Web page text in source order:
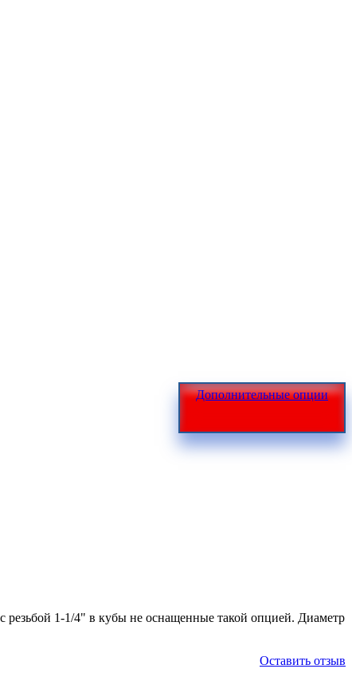
Дополнительные опции
резьбой 1-1/4" в кубы не оснащенные такой опцией. Диаметр
Оставить отзыв